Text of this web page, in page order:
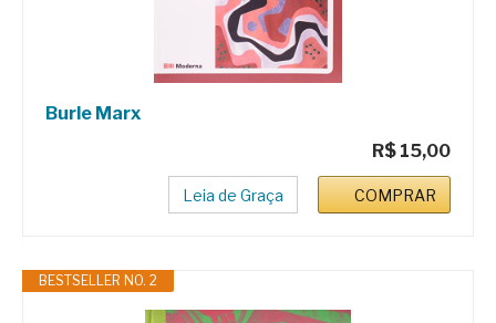
Burle Marx
R$ 15,00
Leia de Graça COMPRAR
BESTSELLER NO. 2